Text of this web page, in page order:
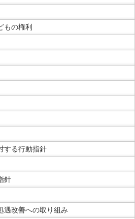
もの権利
する行動指針
針
遇改善への取り組み